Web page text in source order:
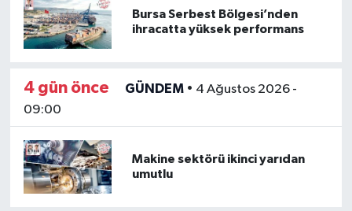
Bursa Serbest Bölgesi’nden
ihracatta yüksek performans
4 gün önce GÜNDEM• 4 Ağustos 2026 -
09:00
Makine sektörü ikinci yarıdan
umutlu